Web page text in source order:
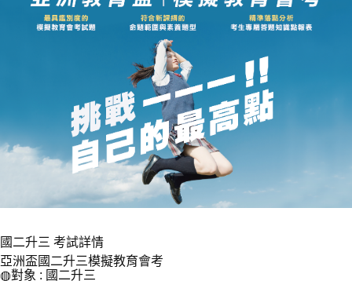
國二升三 考試詳情
亞洲盃國二升三模擬教育會考
◍對象 : 國二升三